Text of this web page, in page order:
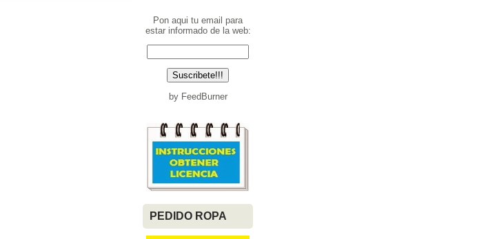
Pon aqui tu email para
estar informado de la web:
by FeedBurner
PEDIDO ROPA